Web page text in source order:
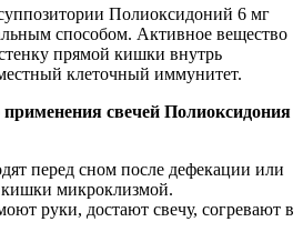
Полиоксидоний 6 мг
способом. Активное вещество
прямой кишки внутрь
клеточный иммунитет.
свечей Полиоксидония
перед сном после дефекации или
микроклизмой.
руки, достают свечу, согревают в